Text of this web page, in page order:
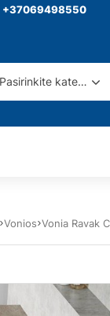
+37069498550
Pasirinkite kategoriją
Vonios Vonia Ravak